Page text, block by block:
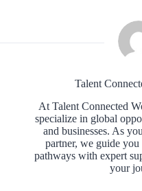
Talent
At Talent Connected
specialize in global
and businesses. As
partner, we guide
pathways with expert
your